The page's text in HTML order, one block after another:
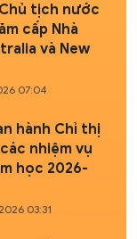
tịch nước
cấp Nhà
và New
07:04
hành Chỉ thị
nhiệm vụ
học 2026-
03:31